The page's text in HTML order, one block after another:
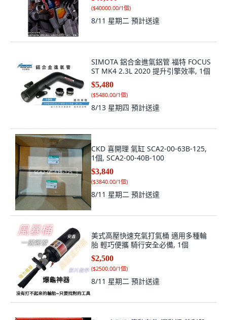
($40000.00/1個)
8/11 星期二 預計送達
SIMOTA 鋁合金進氣鋁管 福特 FOCUS
ST MK4 2.3L 2020 提升引擎效率, 1個
$5,480
($5480.00/1個)
8/13 星期四 預計送達
CKD 喜開理 氣缸 SCA2-00-63B-125,
1個, SCA2-00-40B-100
$3,840
($3840.00/1個)
8/11 星期二 預計送達
美式高壓快速充氣打氣桶 適用多種輪
胎 輕巧便攜 騎行安全必備, 1個
$2,500
($2500.00/1個)
8/11 星期二 預計送達